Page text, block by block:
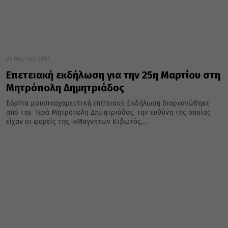
26 Μαρτίου 2019
Επετειακή εκδήλωση για την 25η Μαρτίου στη
Μητρόπολη Δημητριάδος
Εόρτια μουσικοχορευτική επετειακή Εκδήλωση διοργανώθηκε
από την Ιερά Μητρόπολη Δημητριάδος, την ευθύνη της οποίας
είχαν οι φορείς της, «Μαγνήτων Κιβωτός,...